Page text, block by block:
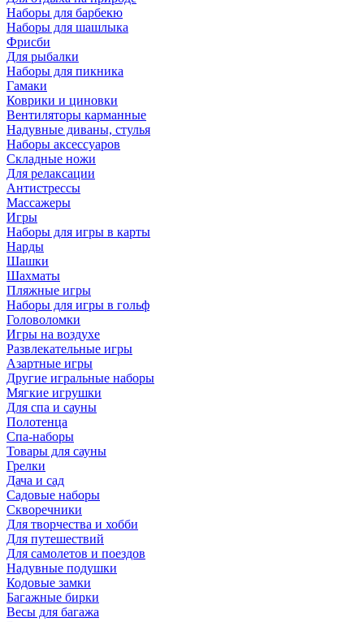
Наборы для барбекю
Наборы для шашлыка
Фрисби
Для рыбалки
Наборы для пикника
Гамаки
Коврики и циновки
Вентиляторы карманные
Надувные диваны, стулья
Наборы аксессуаров
Складные ножи
Для релаксации
Антистрессы
Массажеры
Игры
Наборы для игры в карты
Нарды
Шашки
Шахматы
Пляжные игры
Наборы для игры в гольф
Головоломки
Игры на воздухе
Развлекательные игры
Азартные игры
Другие игральные наборы
Мягкие игрушки
Для спа и сауны
Полотенца
Спа-наборы
Товары для сауны
Грелки
Дача и сад
Садовые наборы
Скворечники
Для творчества и хобби
Для путешествий
Для самолетов и поездов
Надувные подушки
Кодовые замки
Багажные бирки
Весы для багажа